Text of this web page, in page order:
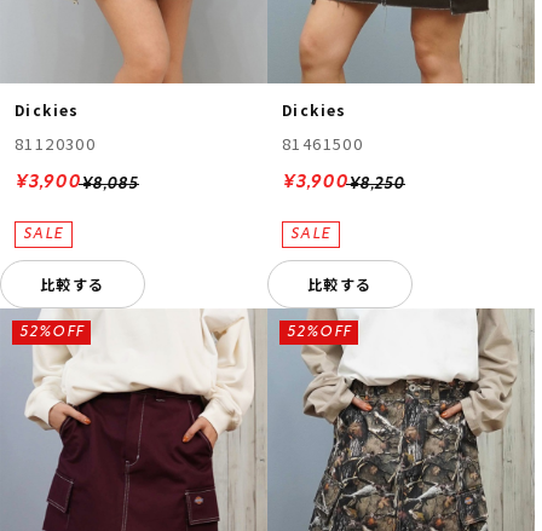
Dickies
81120300
¥8,085
¥3,900
比較する
Dickies
81461500
¥8,250
¥3,900
比較する
52%OFF 52%OFF